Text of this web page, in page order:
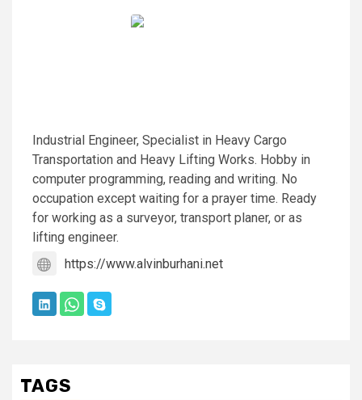
Industrial Engineer, Specialist in Heavy Cargo
Transportation and Heavy Lifting Works. Hobby in
computer programming, reading and writing. No
occupation except waiting for a prayer time. Ready
for working as a surveyor, transport planer, or as
lifting engineer.
https://www.alvinburhani.net
TAGS